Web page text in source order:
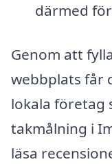
därmed
Genom att
webbplats får
lokala företag
takmålning i
läsa